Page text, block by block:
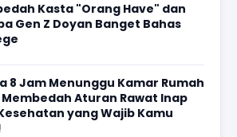
Kasta "Orang Have" dan
Gen Z Doyan Banget Bahas
8 Jam Menunggu Kamar Rumah
Membedah Aturan Rawat Inap
yang Wajib Kamu